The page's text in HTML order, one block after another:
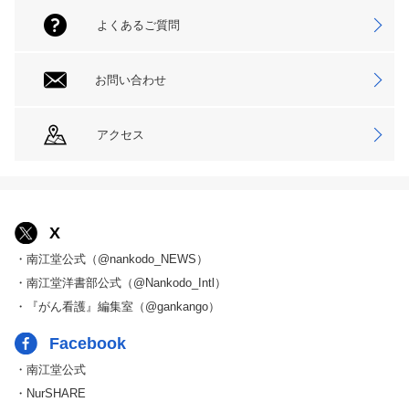
よくあるご質問
お問い合わせ
アクセス
X
・南江堂公式（@nankodo_NEWS）
・南江堂洋書部公式（@Nankodo_Intl）
・『がん看護』編集室（@gankango）
Facebook
・南江堂公式
・NurSHARE